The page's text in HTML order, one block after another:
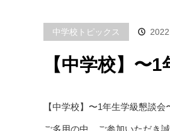
中学校トピックス
【中学校】〜
【中学校】〜1年生学級懇談会
ご多用の中、ご参加いただき